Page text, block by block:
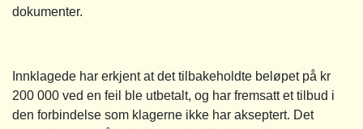
dokumenter.
Innklagede har erkjent at det tilbakeholdte beløpet på kr
200 000 ved en feil ble utbetalt, og har fremsatt et tilbud i
den forbindelse som klagerne ikke har akseptert. Det